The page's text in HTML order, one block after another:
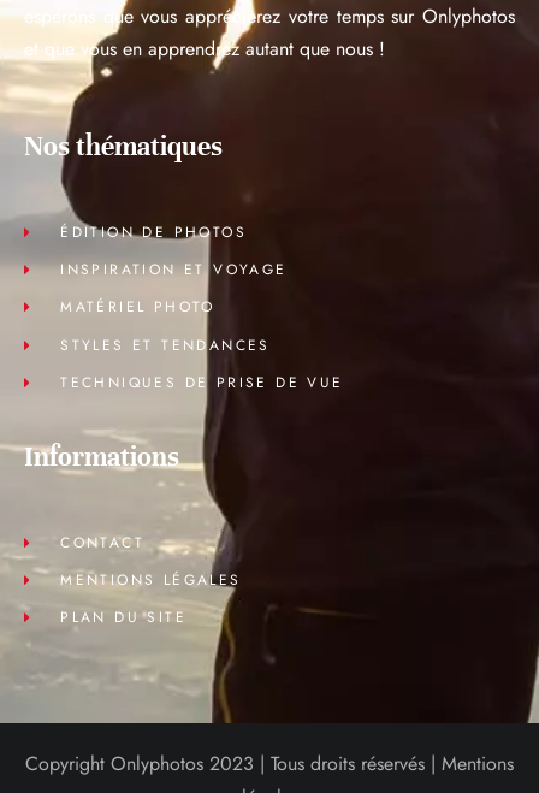
espérons que vous apprécierez votre temps sur Onlyphotos
et que vous en apprendrez autant que nous !
Nos thématiques
ÉDITION DE PHOTOS
INSPIRATION ET VOYAGE
MATÉRIEL PHOTO
STYLES ET TENDANCES
TECHNIQUES DE PRISE DE VUE
Informations
CONTACT
MENTIONS LÉGALES
PLAN DU SITE
Copyright Onlyphotos 2023 | Tous droits réservés | Mentions